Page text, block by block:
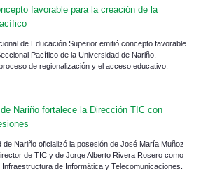
favorable para la creación de la
de Educación Superior emitió concepto favorable
Pacífico de la Universidad de Nariño,
de regionalización y el acceso educativo.
Nariño fortalece la Dirección TIC con
de Nariño oficializó la posesión de José María Muñoz
de TIC y de Jorge Alberto Rivera Rosero como
de Informática y Telecomunicaciones.